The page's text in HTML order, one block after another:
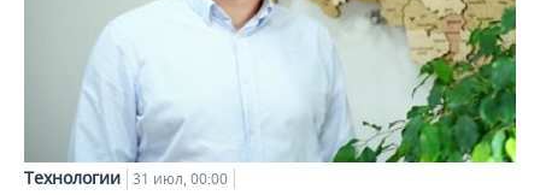
Технологии 31 июл, 00:00